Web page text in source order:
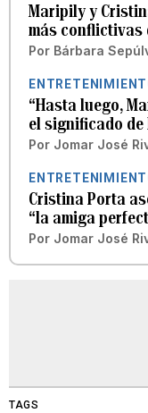
Maripily y
más conflictivas
Por Bárbara
“Hasta luego,
el significado
Por Jomar José
Cristina Porta
“la amiga
Por Jomar José
TAGS